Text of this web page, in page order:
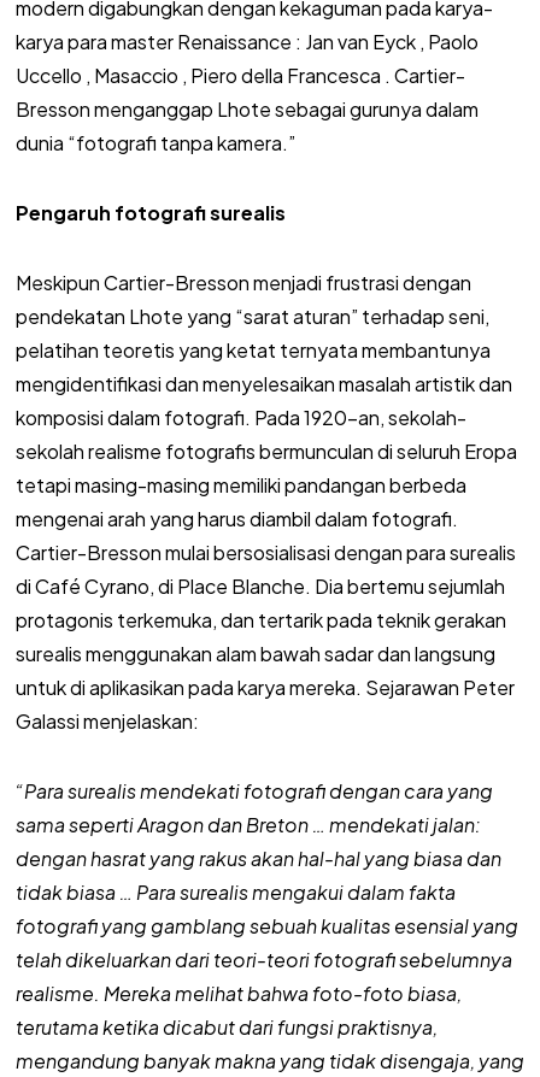
modern digabungkan dengan kekaguman pada karya-
karya para master Renaissance : Jan van Eyck , Paolo
Uccello , Masaccio , Piero della Francesca . Cartier-
Bresson menganggap Lhote sebagai gurunya dalam
dunia “fotografi tanpa kamera.”
Pengaruh fotografi surealis
Meskipun Cartier-Bresson menjadi frustrasi dengan
pendekatan Lhote yang “sarat aturan” terhadap seni,
pelatihan teoretis yang ketat ternyata membantunya
mengidentifikasi dan menyelesaikan masalah artistik dan
komposisi dalam fotografi. Pada 1920-an, sekolah-
sekolah realisme fotografis bermunculan di seluruh Eropa
tetapi masing-masing memiliki pandangan berbeda
mengenai arah yang harus diambil dalam fotografi.
Cartier-Bresson mulai bersosialisasi dengan para surealis
di Café Cyrano, di Place Blanche. Dia bertemu sejumlah
protagonis terkemuka, dan tertarik pada teknik gerakan
surealis menggunakan alam bawah sadar dan langsung
untuk di aplikasikan pada karya mereka. Sejarawan Peter
Galassi menjelaskan:
“Para surealis mendekati fotografi dengan cara yang
sama seperti Aragon dan Breton … mendekati jalan:
dengan hasrat yang rakus akan hal-hal yang biasa dan
tidak biasa … Para surealis mengakui dalam fakta
fotografi yang gamblang sebuah kualitas esensial yang
telah dikeluarkan dari teori-teori fotografi sebelumnya
realisme. Mereka melihat bahwa foto-foto biasa,
terutama ketika dicabut dari fungsi praktisnya,
mengandung banyak makna yang tidak disengaja, yang